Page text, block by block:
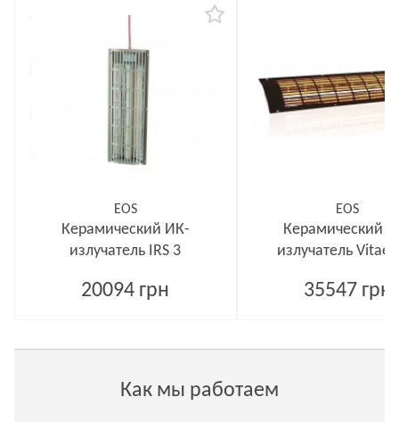
EOS
Керамический ИК-
излучатель IRS 3
20094 грн
EOS
Керамический
излучатель Vitae
35547 грн
Как мы работаем